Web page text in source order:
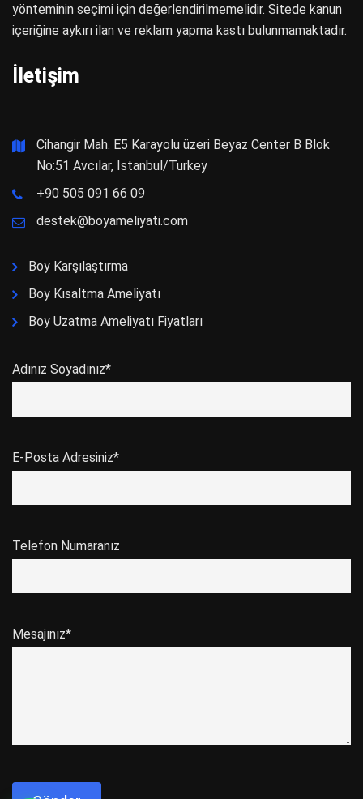
yönteminin seçimi için değerlendirilmemelidir. Sitede kanun
içeriğine aykırı ilan ve reklam yapma kastı bulunmamaktadır.
İletişim
Cihangir Mah. E5 Karayolu üzeri Beyaz Center B Blok
No:51 Avcılar, Istanbul/Turkey
+90 505 091 66 09
destek@boyameliyati.com
Boy Karşılaştırma
Boy Kısaltma Ameliyatı
Boy Uzatma Ameliyatı Fiyatları
Adınız Soyadınız*
E-Posta Adresiniz*
Telefon Numaranız
Mesajınız*